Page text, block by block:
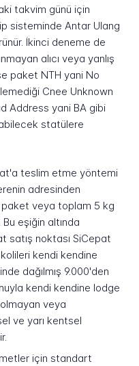
takvim günü için
sisteminde Antar Ulang
İkinci deneme de
alıcı veya yanlış
paket NTH yani No
Cnee Unknown
Address yani BA gibi
statülere
teslim etme yöntemi
adresinden
veya toplam 5 kg
eşiğin altında
satış noktası SiCepat
kendi kendine
dağılmış 9.000'den
kendi kendine lodge
veya
ve yarı kentsel
için standart